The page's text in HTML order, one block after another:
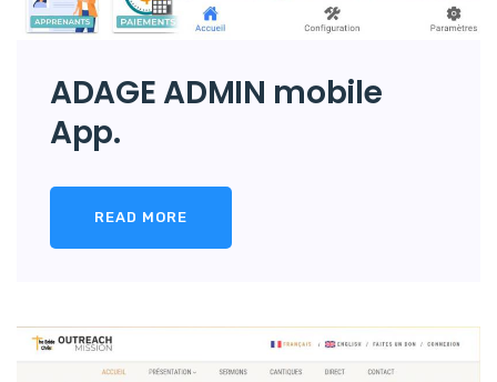
ADAGE ADMIN mobile
App.
READ MORE